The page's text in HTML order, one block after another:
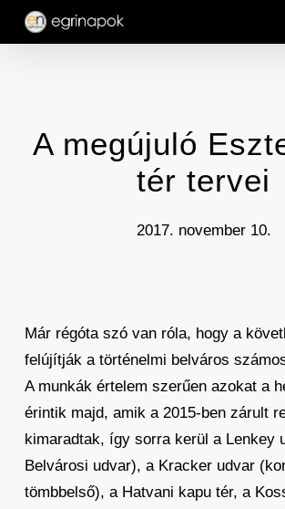
Skip
A megújuló
tér tervei
2017. november 10.
Már régóta szó van róla, hogy a
felújítják a történelmi belváros
A munkák értelem szerűen azokat a
érintik majd, amik a 2015-ben zárult
kimaradtak, így sorra kerül a Lenkey
Belvárosi udvar), a Kracker udvar
tömbbelső), a Hatvani kapu tér, a